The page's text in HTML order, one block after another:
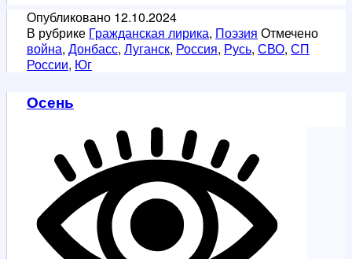
/
монорим/
Опубликовано 12.10.2024
В рубрике Гражданская лирика, Поэзия Отмечено
война, Донбасс, Луганск, Россия, Русь, СВО, СП
России, Юг
Осень